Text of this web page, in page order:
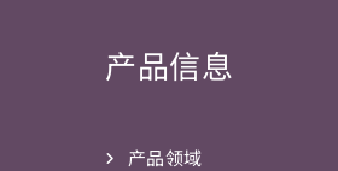
产品信息
产品领域